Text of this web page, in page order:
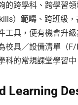
的跨學科、跨學習
）範疇、跨班級
工具，便有機會升
校具／設備清單（
科的常規課堂學習中
Learning